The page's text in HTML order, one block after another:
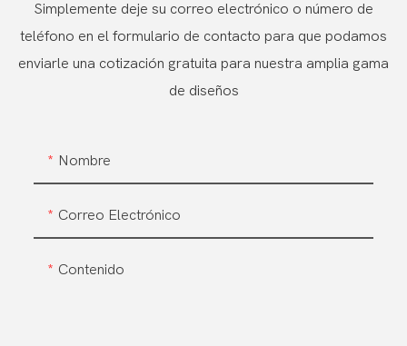
Simplemente deje su correo electrónico o número de
teléfono en el formulario de contacto para que podamos
enviarle una cotización gratuita para nuestra amplia gama
de diseños
Nombre
Correo Electrónico
Contenido